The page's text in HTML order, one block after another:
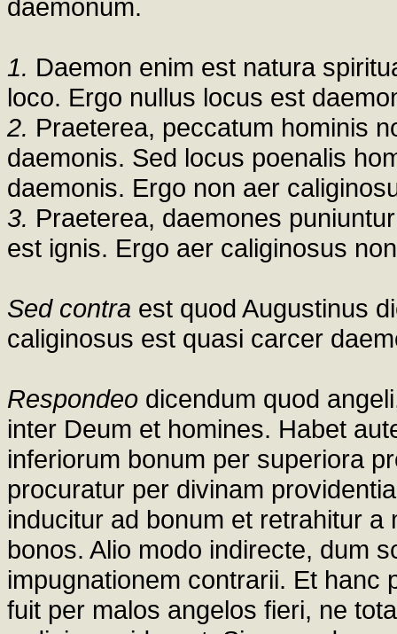
daemonum.
1. Daemon enim est natura
loco. Ergo nullus locus est
2. Praeterea, peccatum hominis
daemonis. Sed locus poenalis
daemonis. Ergo non aer
3. Praeterea, daemones
est ignis. Ergo aer caliginosus
Sed contra est quod Augustinus
caliginosus est quasi carcer
Respondeo dicendum quod
inter Deum et homines. Habet
inferiorum bonum per superiora
procuratur per divinam
inducitur ad bonum et retrahitur
bonos. Alio modo indirecte, dum
impugnationem contrarii. Et hanc
fuit per malos angelos fieri, ne